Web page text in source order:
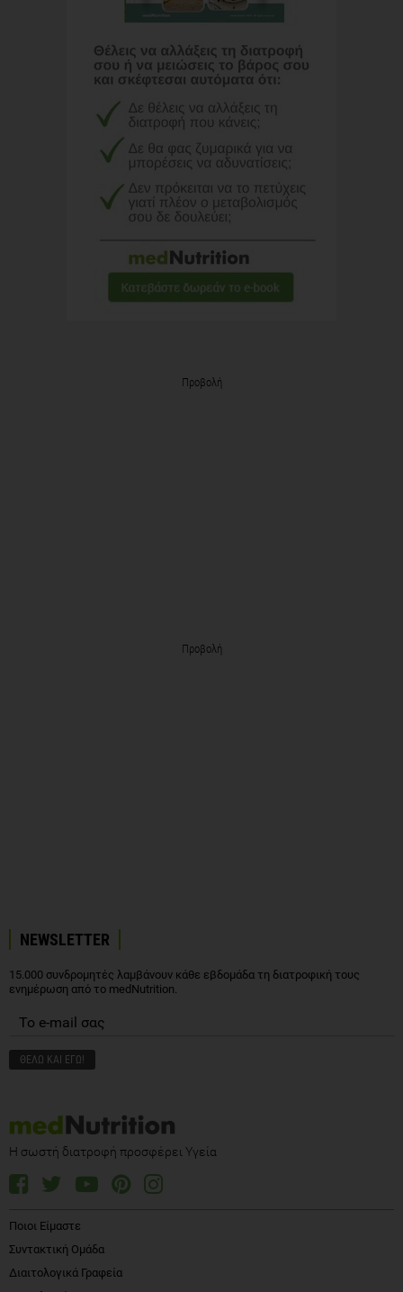
Προβολή
Προβολή
NEWSLETTER
15.000 συνδρομητές λαμβάνουν κάθε εβδομάδα τη διατροφική τους
ενημέρωση από το medNutrition.
Η σωστή διατροφή προσφέρει Υγεία
Ποιοι Είμαστε
Συντακτική Ομάδα
Διαιτολογικά Γραφεία